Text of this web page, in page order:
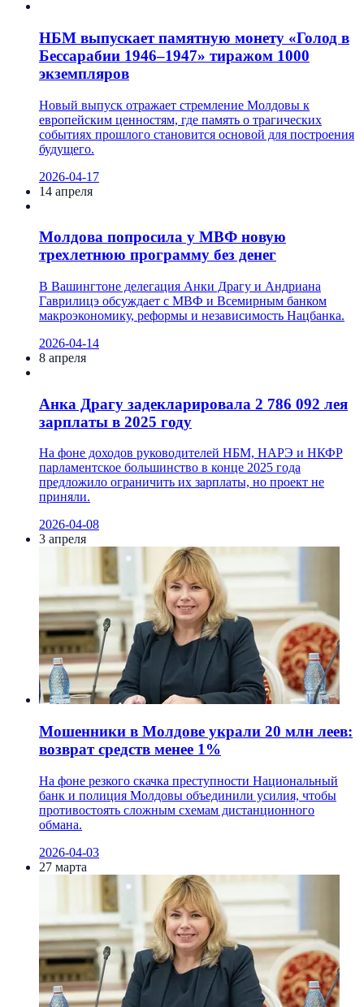
НБМ выпускает памятную монету «Голод в
Бессарабии 1946–1947» тиражом 1000
экземпляров
Новый выпуск отражает стремление Молдовы к
европейским ценностям, где память о трагических
событиях прошлого становится основой для построения
будущего.
2026-04-17
14 апреля
Молдова попросила у МВФ новую
трехлетнюю программу без денег
В Вашингтоне делегация Анки Драгу и Андриана
Гаврилицэ обсуждает с МВФ и Всемирным банком
макроэкономику, реформы и независимость Нацбанка.
2026-04-14
8 апреля
Анка Драгу задекларировала 2 786 092 лея
зарплаты в 2025 году
На фоне доходов руководителей НБМ, НАРЭ и НКФР
парламентское большинство в конце 2025 года
предложило ограничить их зарплаты, но проект не
приняли.
2026-04-08
3 апреля
Мошенники в Молдове украли 20 млн леев:
возврат средств менее 1%
На фоне резкого скачка преступности Национальный
банк и полиция Молдовы объединили усилия, чтобы
противостоять сложным схемам дистанционного
обмана.
2026-04-03
27 марта